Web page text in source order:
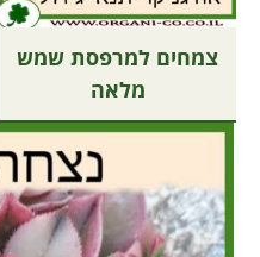
צמחים למרפסת שמש
מלאה